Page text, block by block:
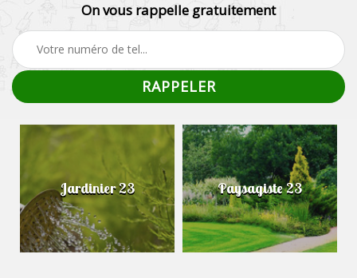
On vous rappelle gratuitement
Jardinier 23 Paysagiste 23